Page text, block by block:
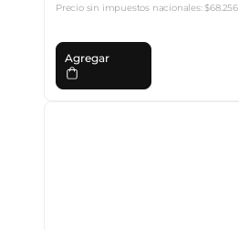
Precio sin impuestos nacionales:$68.256
Agregar